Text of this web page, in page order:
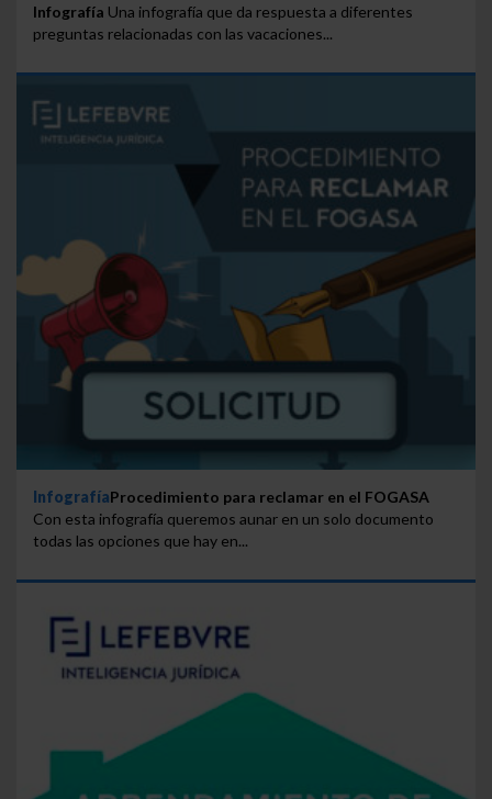
Infografía Una infografía que da respuesta a diferentes
preguntas relacionadas con las vacaciones...
InfografíaProcedimiento para reclamar en el FOGASA
Con esta infografía queremos aunar en un solo documento
todas las opciones que hay en...